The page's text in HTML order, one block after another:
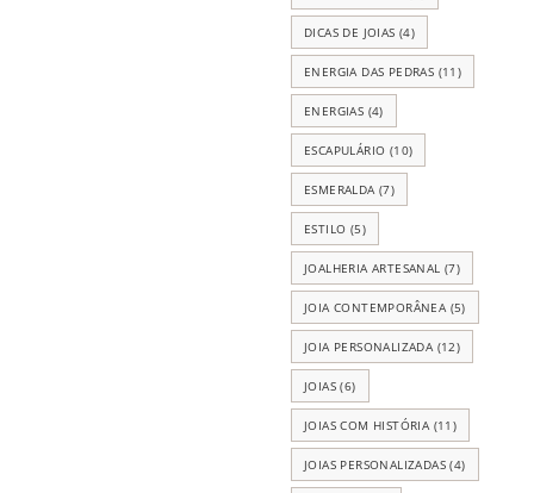
DICAS DE JOIAS (4)
ENERGIA DAS PEDRAS (11)
ENERGIAS (4)
ESCAPULÁRIO (10)
ESMERALDA (7)
ESTILO (5)
JOALHERIA ARTESANAL (7)
JOIA CONTEMPORÂNEA (5)
JOIA PERSONALIZADA (12)
JOIAS (6)
JOIAS COM HISTÓRIA (11)
JOIAS PERSONALIZADAS (4)